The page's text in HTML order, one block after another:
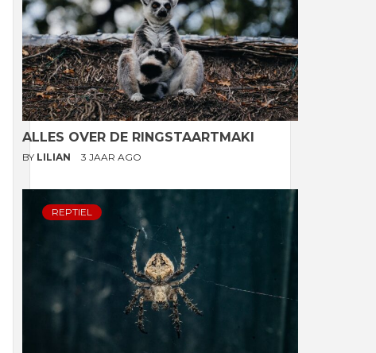
ALLES OVER DE RINGSTAARTMAKI
BY LILIAN 3 JAAR AGO
REPTIEL